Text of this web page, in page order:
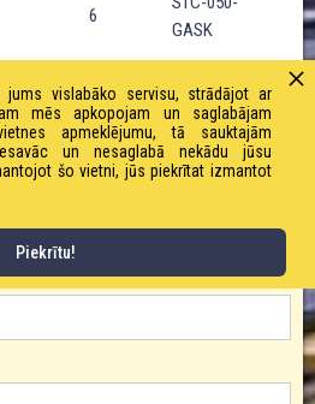
6
GASK
6.3
STC-065-
GASK*
jums vislabāko servisu, strādājot ar
mēs apkopojam un saglabājam
apmeklējumu, tā sauktajām
un nesaglabā nekādu jūsu
šo vietni, jūs piekrītat izmantot
Piekrītu!